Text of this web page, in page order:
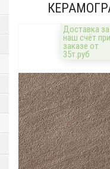
Доставка за
наш счёт при
заказе от
35т.руб